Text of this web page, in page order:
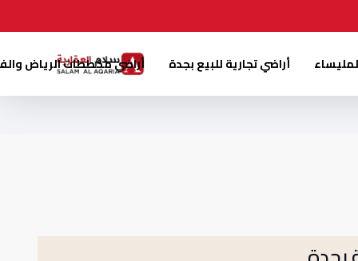
أراضي تجارية للبيع بجدة أراضي مخططات الرياض